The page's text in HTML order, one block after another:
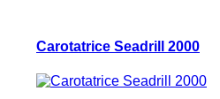
Carotatrice Seadrill 2000